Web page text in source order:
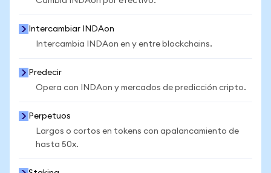
Intercambiar INDAon
Intercambia INDAon en y entre blockchains.
Predecir
Opera con INDAon y mercados de predicción cripto.
Perpetuos
Largos o cortos en tokens con apalancamiento de
hasta 50x.